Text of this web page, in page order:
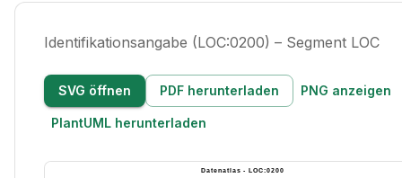
Identifikationsangabe (LOC:0200) – Segment LOC
SVG öffnen PDF herunterladen PNG anzeigen
PlantUML herunterladen